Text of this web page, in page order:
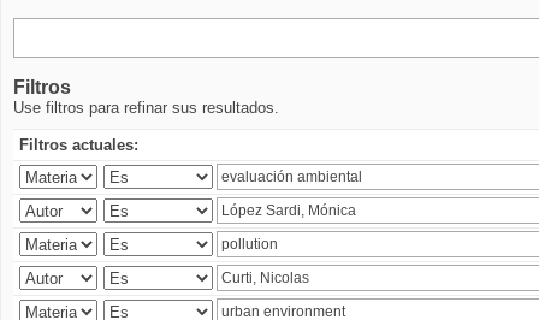
Filtros
Use filtros para refinar sus resultados.
Filtros actuales: